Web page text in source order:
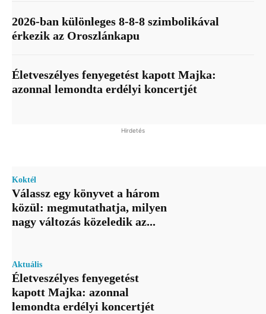
2026-ban különleges 8-8-8 szimbolikával
érkezik az Oroszlánkapu
Életveszélyes fenyegetést kapott Majka:
azonnal lemondta erdélyi koncertjét
Hirdetés
Koktél
Válassz egy könyvet a három
közül: megmutathatja, milyen
nagy változás közeledik az...
Aktuális
Életveszélyes fenyegetést
kapott Majka: azonnal
lemondta erdélyi koncertjét